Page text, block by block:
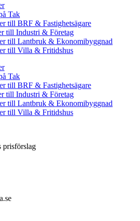
Tak
till BRF & Fastighetsägare
till Industri & Företag
till Lantbruk & Ekonomibyggnad
till Villa & Fritidshus
Tak
till BRF & Fastighetsägare
till Industri & Företag
till Lantbruk & Ekonomibyggnad
till Villa & Fritidshus
prisförslag